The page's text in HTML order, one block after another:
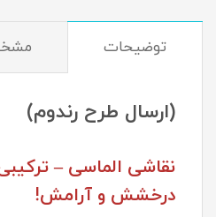
توضیحات
(ارسال طرح رندوم)
نقاشی الماسی –
درخشش و آرامش!